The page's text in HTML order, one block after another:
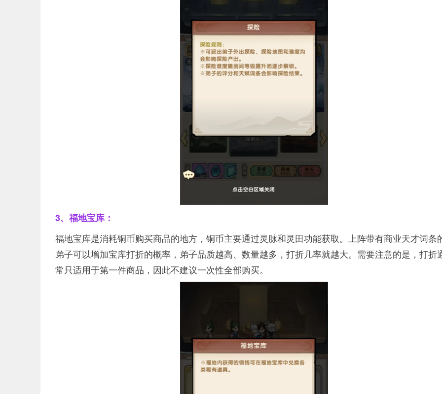
3、福地宝库：
福地宝库是消耗铜币购买商品的地方，铜币主要通过灵脉和灵田功能获取。上阵带有商业天才词条
弟子可以增加宝库打折的概率，弟子品质越高、数量越多，打折几率就越大。需要注意的是，打折
常只适用于第一件商品，因此不建议一次性全部购买。